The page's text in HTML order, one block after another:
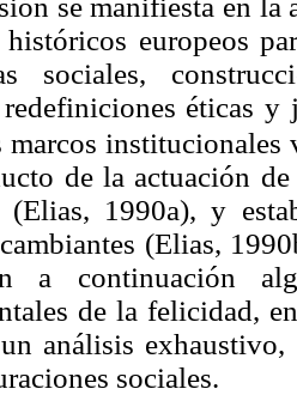
se manifiesta en la
históricos europeos
sociales,
éticas
marcos institucionales
de la actuación
(Elias, 1990a), y
cambiantes (Elias,
a continuación
de la felicidad,
análisis
sociales.